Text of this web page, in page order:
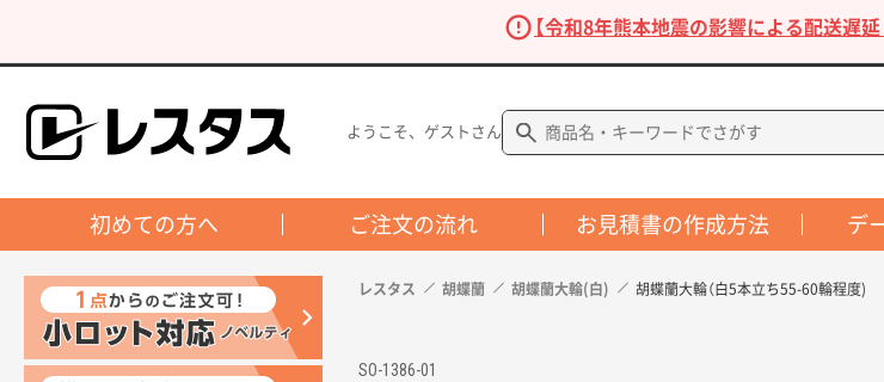
【令和8年熊本地震の影響による配送遅
ようこそ、ゲストさん
初めての方へ ご注文の流れ お見積書の作成方法 デ
レスタス 胡蝶蘭 胡蝶蘭大輪(白) 胡蝶蘭大輪（白5本立ち55-60輪程度)
SO-1386-01